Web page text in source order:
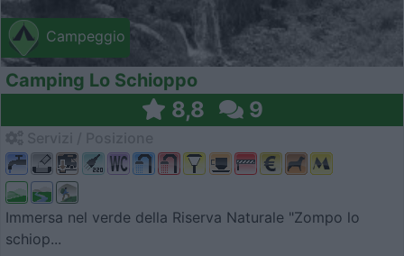
Campeggio
Camping Lo Schioppo
8,8 9
Immersa nel verde della Riserva Naturale "Zompo lo
schiop...